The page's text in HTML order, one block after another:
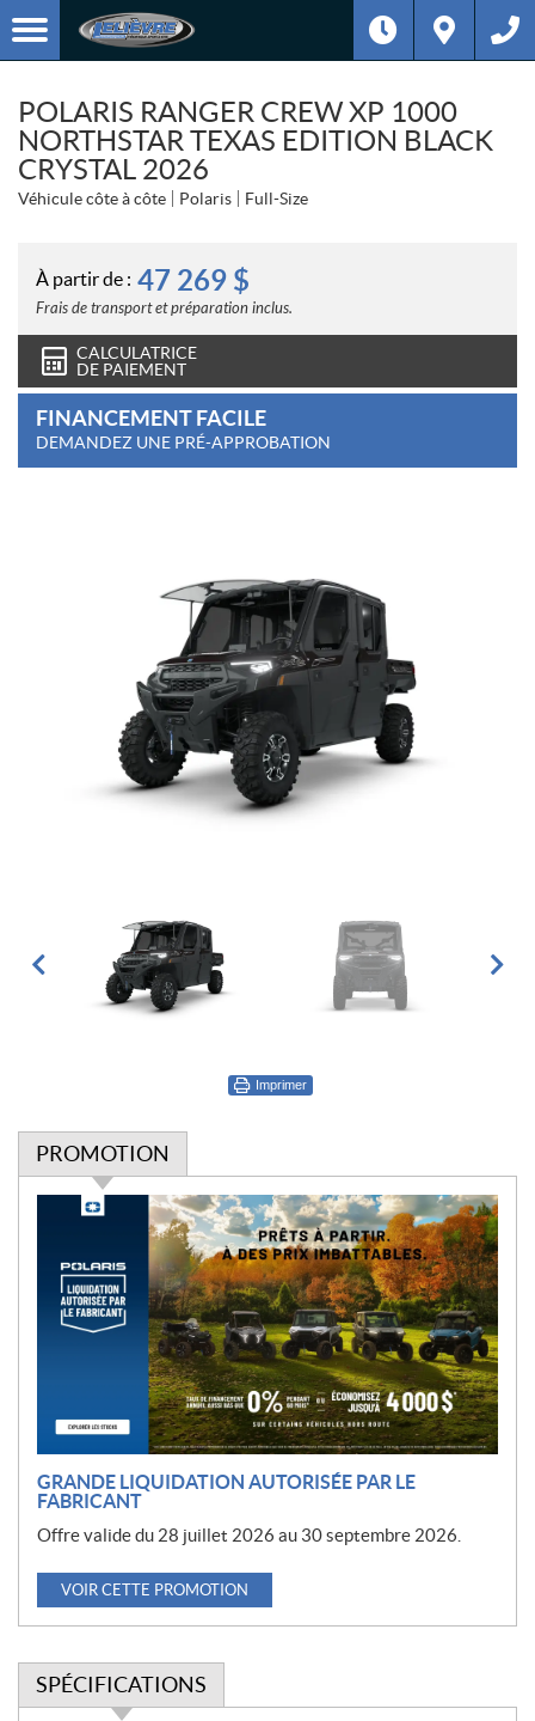
POLARIS RANGER CREW XP 1000
NORTHSTAR TEXAS EDITION BLACK
CRYSTAL 2026
Véhicule côte à côte Polaris Full-Size
À partir de : 47 269 $
Frais de transport et préparation inclus.
CALCULATRICE
DE PAIEMENT
FINANCEMENT FACILE
DEMANDEZ UNE PRÉ-APPROBATION
Imprimer
PROMOTION
GRANDE LIQUIDATION AUTORISÉE PAR LE
FABRICANT
Offre valide du 28 juillet 2026 au 30 septembre 2026.
VOIR CETTE PROMOTION
SPÉCIFICATIONS